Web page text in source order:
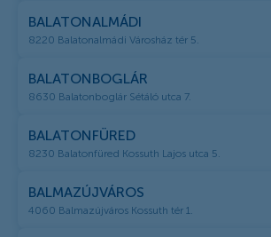
BALATONALMÁDI
8220 Balatonalmádi Városház tér 5.
BALATONBOGLÁR
8630 Balatonboglár Sétáló utca 7.
BALATONFÜRED
8230 Balatonfüred Kossuth Lajos utca 5.
BALMAZÚJVÁROS
4060 Balmazújváros Kossuth tér 1.